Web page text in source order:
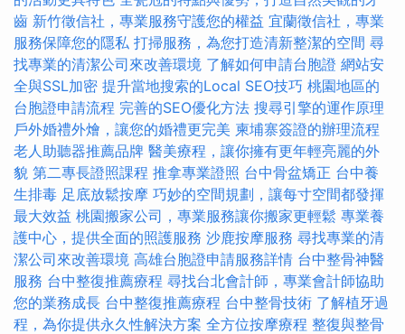
齒 新竹徵信社，專業服務守護您的權益 宜蘭徵信社，專業
服務保障您的隱私 打掃服務，為您打造清新整潔的空間 尋
找專業的清潔公司來改善環境 了解如何申請台胞證 網站安
全與SSL加密 提升當地搜索的Local SEO技巧 桃園地區的
台胞證申請流程 完善的SEO優化方法 搜尋引擎的運作原理
戶外婚禮外燴，讓您的婚禮更完美 柬埔寨簽證的辦理流程
老人助聽器推薦品牌 醫美療程，讓你擁有更年輕亮麗的外
貌 第二專長證照課程 推拿專業證照 台中骨盆矯正 台中養
生排毒 足底放鬆按摩 巧妙的空間規劃，讓每寸空間都發揮
最大效益 桃園搬家公司，專業服務讓你搬家更輕鬆 專業養
護中心，提供全面的照護服務 沙鹿按摩服務 尋找專業的清
潔公司來改善環境 高雄台胞證申請服務詳情 台中整骨神醫
服務 台中整復推薦療程 尋找台北會計師，專業會計師協助
您的業務成長 台中整復推薦療程 台中整骨技術 了解植牙過
程，為你提供永久性解決方案 全方位按摩療程 整復與整骨